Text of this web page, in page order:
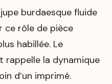
burdaesque fluide
ce rôle de pièce
habillée. Le
rappelle la dynamique
d’un imprimé.